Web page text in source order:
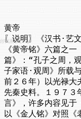
黄帝
〖说明〗《汉书·艺
《黄帝铭》六篇之
篇》：“孔子之周，
子家语·观周》所载
前２６年）以光禄大
先秦史料。１９７３
言》，许多内容见于
以《金人铭》对照《